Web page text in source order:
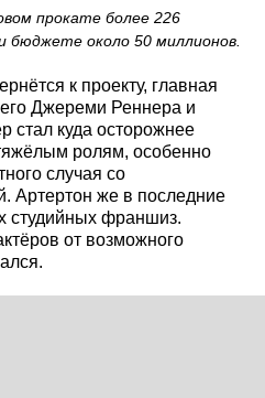
прокате более 226
бюджете около 50 миллионов.
к проекту, главная
Джереми Реннера и
стал куда осторожнее
ролям, особенно
случая со
Артертон же в последние
студийных франшиз.
от возможного